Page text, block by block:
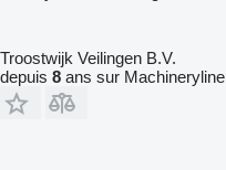
Troostwijk Veilingen B.V.
depuis 8 ans sur Machineryline